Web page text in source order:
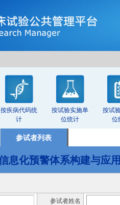
按疾病代码统
计
按试验实施单
位统计
按试
位
参试者列表
息化预警体系构建与应
参试者姓名